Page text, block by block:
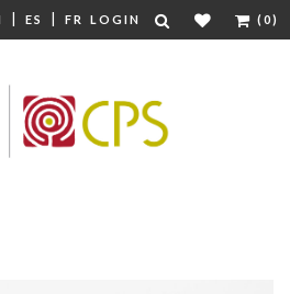
| ES | FR LOGIN (0)